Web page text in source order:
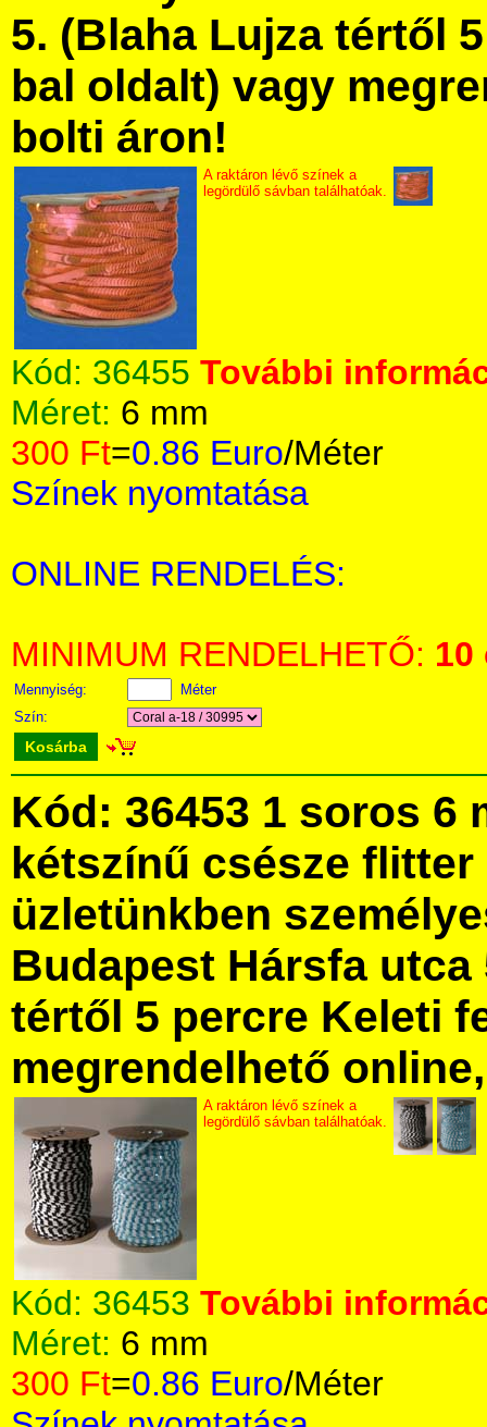
5. (Blaha Lujza tértől
bal oldalt) vagy
bolti áron!
A raktáron lévő színek a
legördülő sávban találhatóak.
Kód: 36455 További
Méret: 6 mm
300 Ft=0.86 Euro/Méter
Színek nyomtatása
ONLINE RENDELÉS:
MINIMUM RENDELHETŐ: 10
Mennyiség:
Méter
Szín:
Kosárba
Kód: 36453 1 soros 6
kétszínű csésze
üzletünkben
Budapest Hársfa utca
tértől 5 percre Keleti
megrendelhető
A raktáron lévő színek a
legördülő sávban találhatóak.
Kód: 36453 További
Méret: 6 mm
300 Ft=0.86 Euro/Méter